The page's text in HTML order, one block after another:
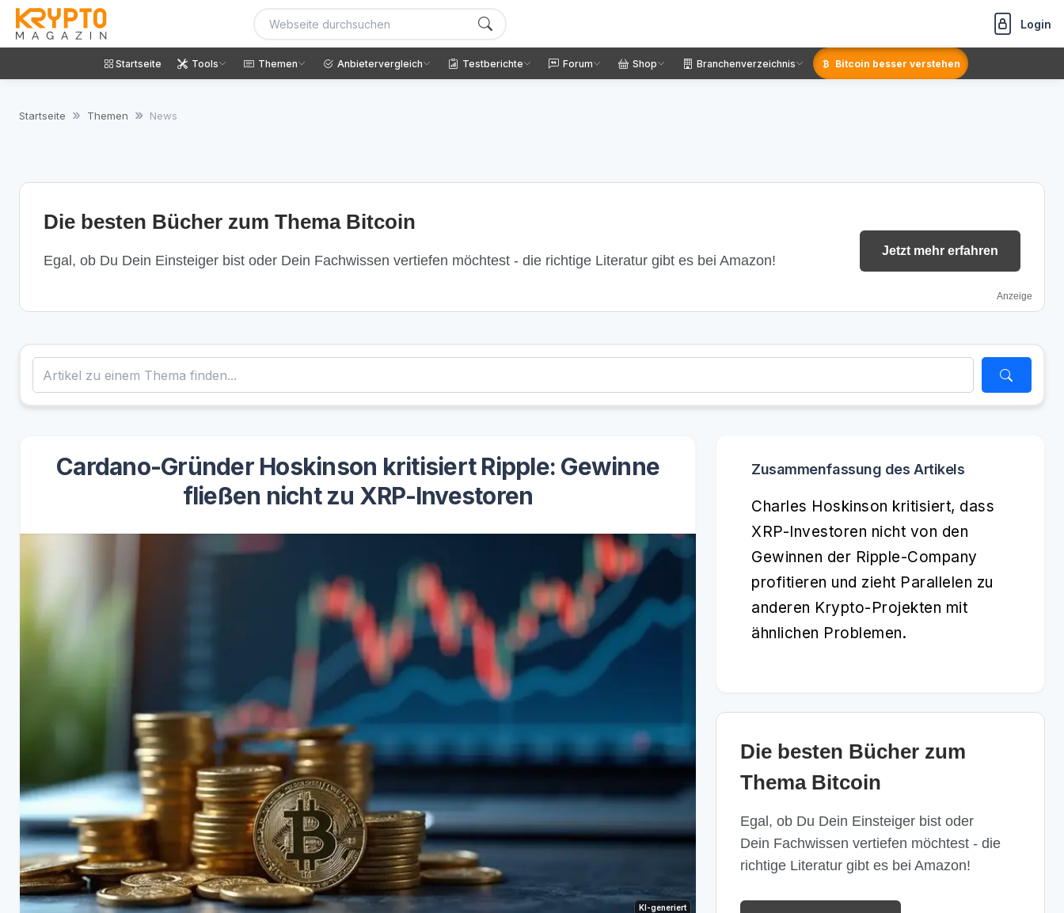
Login
Startseite Tools Themen Anbietervergleich Testberichte Forum Shop Branchenverzeichnis Bitcoin besser verstehen
Startseite Themen News
Die besten Bücher zum Thema Bitcoin
Egal, ob Du Dein Einsteiger bist oder Dein Fachwissen vertiefen möchtest - die richtige Literatur gibt es bei Amazon!
Jetzt mehr erfahren
Anzeige
Cardano-Gründer Hoskinson kritisiert Ripple: Gewinne
fließen nicht zu XRP-Investoren
KI-generiert
Zusammenfassung des Artikels
Charles Hoskinson kritisiert, dass
XRP-Investoren nicht von den
Gewinnen der Ripple-Company
profitieren und zieht Parallelen zu
anderen Krypto-Projekten mit
ähnlichen Problemen.
Die besten Bücher zum
Thema Bitcoin
Egal, ob Du Dein Einsteiger bist oder
Dein Fachwissen vertiefen möchtest - die
richtige Literatur gibt es bei Amazon!